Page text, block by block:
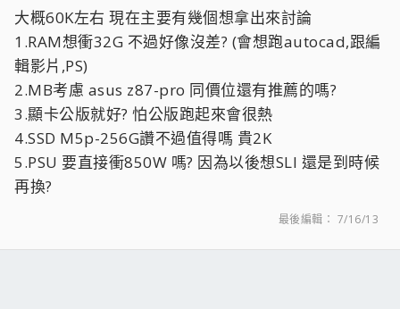
大概60K左右 現在主要有幾個想拿出來討論
1.RAM想衝32G 不過好像沒差? (會想跑autocad,跟編
輯影片,PS)
2.MB考慮 asus z87-pro 同價位還有推薦的嗎?
3.顯卡公版就好? 怕公版跑起來會很熱
4.SSD M5p-256G讚不過值得嗎 貴2K
5.PSU 要直接衝850W 嗎? 因為以後想SLI 還是到時候
再換?
最後編輯： 7/16/13